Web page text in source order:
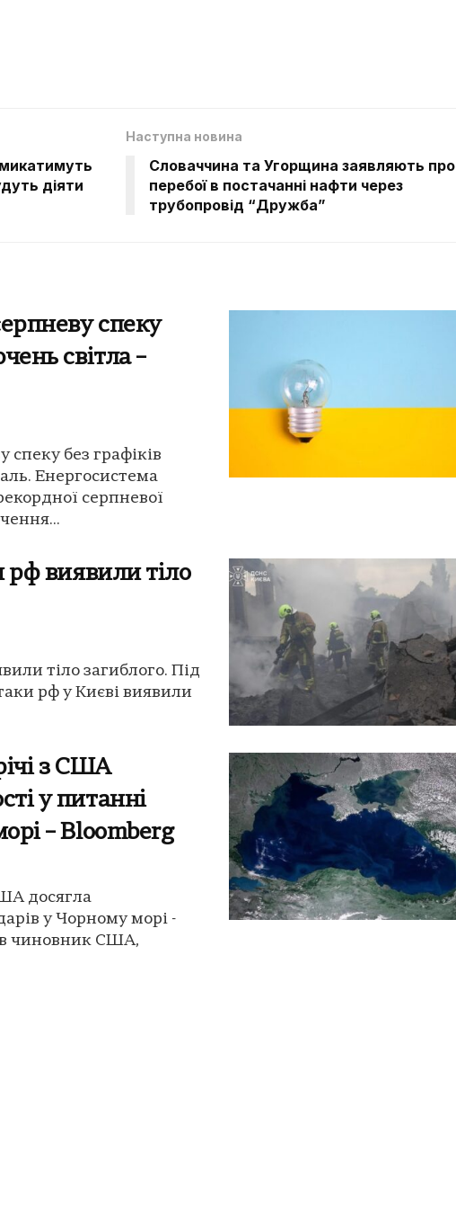
діяти
Наступна новина
Словаччина та Угорщина заявляють про
перебої в постачанні нафти через
трубопровід “Дружба”
спеку
світла –
без графіків
Енергосистема
серпневої
рф виявили тіло
тіло загиблого. Під
рф у Києві виявили
з США
у питанні
– Bloomberg
досягла
у Чорному морі -
чиновник США,